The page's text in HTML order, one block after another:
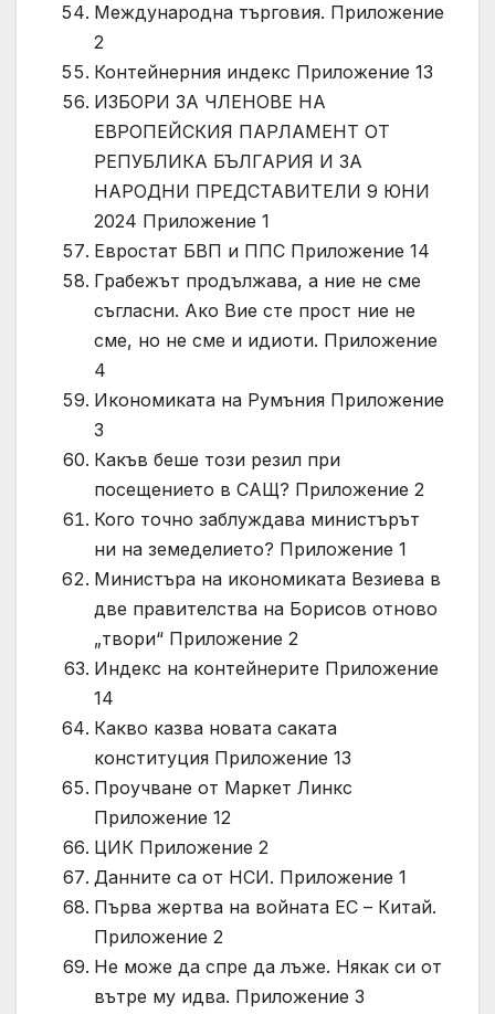
Международна търговия. Приложение
2
Контейнерния индекс Приложение 13
ИЗБОРИ ЗА ЧЛЕНОВЕ НА
ЕВРОПЕЙСКИЯ ПАРЛАМЕНТ ОТ
РЕПУБЛИКА БЪЛГАРИЯ И ЗА
НАРОДНИ ПРЕДСТАВИТЕЛИ 9 ЮНИ
2024 Приложение 1
Евростат БВП и ППС Приложение 14
Грабежът продължава, а ние не сме
съгласни. Ако Вие сте прост ние не
сме, но не сме и идиоти. Приложение
4
Икономиката на Румъния Приложение
3
Какъв беше този резил при
посещението в САЩ? Приложение 2
Кого точно заблуждава министърът
ни на земеделието? Приложение 1
Министъра на икономиката Везиева в
две правителства на Борисов отново
„твори“ Приложение 2
Индекс на контейнерите Приложение
14
Какво казва новата саката
конституция Приложение 13
Проучване от Маркет Линкс
Приложение 12
ЦИК Приложение 2
Данните са от НСИ. Приложение 1
Първа жертва на войната ЕС – Китай.
Приложение 2
Не може да спре да лъже. Някак си от
вътре му идва. Приложение 3